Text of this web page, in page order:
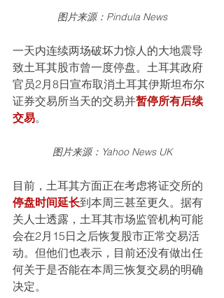
图片来源：Pindula News
一天内连续两场破坏力惊人的大地震导
致土耳其股市曾一度停盘。土耳其政府
官员2月8日宣布取消土耳其伊斯坦布尔
证券交易所当天的交易并暂停所有后续
交易。
图片来源：Yahoo News UK
目前，土耳其方面正在考虑将证交所的
停盘时间延长到本周三甚至更久。据有
关人士透露，土耳其市场监管机构可能
会在2月15日之后恢复股市正常交易活
动。但他们也表示，目前还没有做出任
何关于是否能在本周三恢复交易的明确
决定。